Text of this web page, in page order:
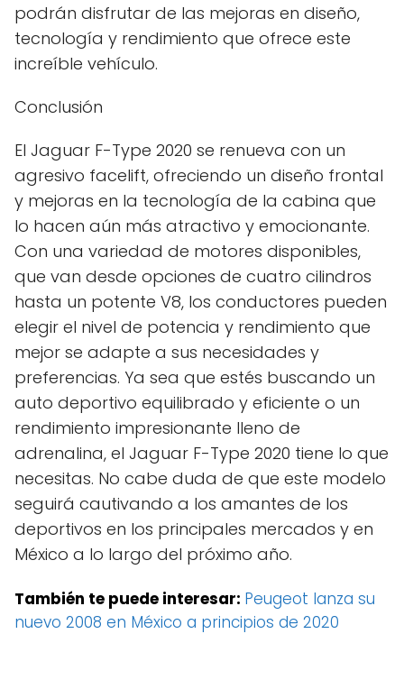
podrán disfrutar de las mejoras en diseño,
tecnología y rendimiento que ofrece este
increíble vehículo.
Conclusión
El Jaguar F-Type 2020 se renueva con un
agresivo facelift, ofreciendo un diseño frontal
y mejoras en la tecnología de la cabina que
lo hacen aún más atractivo y emocionante.
Con una variedad de motores disponibles,
que van desde opciones de cuatro cilindros
hasta un potente V8, los conductores pueden
elegir el nivel de potencia y rendimiento que
mejor se adapte a sus necesidades y
preferencias. Ya sea que estés buscando un
auto deportivo equilibrado y eficiente o un
rendimiento impresionante lleno de
adrenalina, el Jaguar F-Type 2020 tiene lo que
necesitas. No cabe duda de que este modelo
seguirá cautivando a los amantes de los
deportivos en los principales mercados y en
México a lo largo del próximo año.
También te puede interesar: Peugeot lanza su
nuevo 2008 en México a principios de 2020